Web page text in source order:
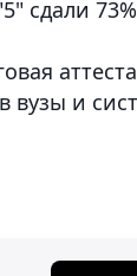
сдали
вузы и